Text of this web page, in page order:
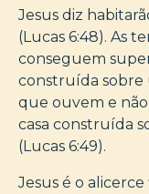
Jesus diz
(Lucas 6:48). As
conseguem
construída sobre
que ouvem e
casa construída
(Lucas 6:49).
Jesus é o